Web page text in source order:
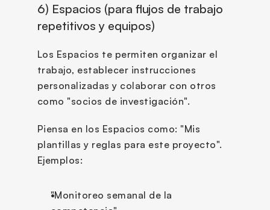
6) Espacios (para flujos de trabajo
repetitivos y equipos)
Los Espacios te permiten organizar el
trabajo, establecer instrucciones
personalizadas y colaborar con otros
como "socios de investigación".
Piensa en los Espacios como: "Mis
plantillas y reglas para este proyecto".
Ejemplos:
"Monitoreo semanal de la